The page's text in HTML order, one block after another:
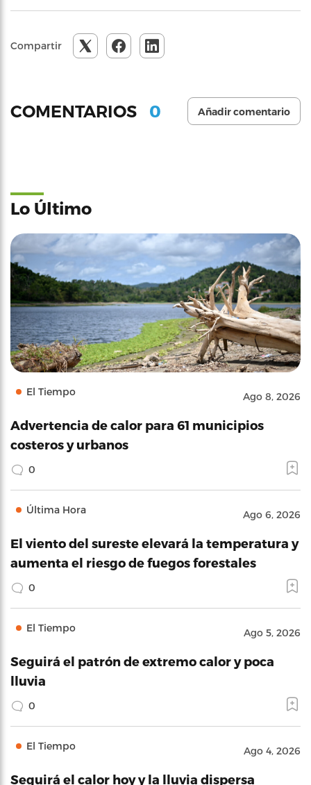
Compartir
COMENTARIOS 0 Añadir comentario
Lo Último
El Tiempo Ago 8, 2026
Advertencia de calor para 61 municipios
costeros y urbanos
0
Última Hora Ago 6, 2026
El viento del sureste elevará la temperatura y
aumenta el riesgo de fuegos forestales
0
El Tiempo Ago 5, 2026
Seguirá el patrón de extremo calor y poca
lluvia
0
El Tiempo Ago 4, 2026
Seguirá el calor hoy y la lluvia dispersa